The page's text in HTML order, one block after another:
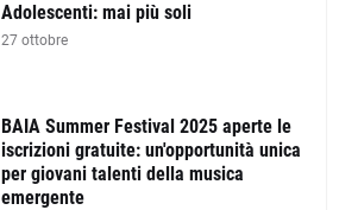
Adolescenti: mai più soli
27 ottobre
BAIA Summer Festival 2025 aperte le
iscrizioni gratuite: un'opportunità unica
per giovani talenti della musica
emergente